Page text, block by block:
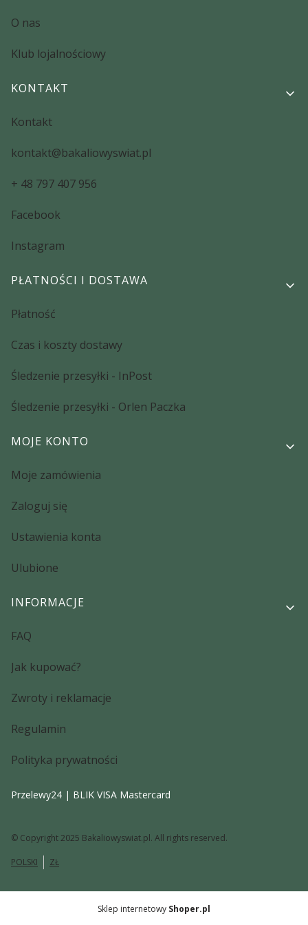
O nas
Klub lojalnościowy
KONTAKT
Kontakt
kontakt@bakaliowyswiat.pl
+ 48 797 407 956
Facebook
Instagram
PŁATNOŚCI I DOSTAWA
Płatność
Czas i koszty dostawy
Śledzenie przesyłki - InPost
Śledzenie przesyłki - Orlen Paczka
MOJE KONTO
Moje zamówienia
Zaloguj się
Ustawienia konta
Ulubione
INFORMACJE
FAQ
Jak kupować?
Zwroty i reklamacje
Regulamin
Polityka prywatności
Przelewy24 | BLIK VISA Mastercard
© Copyright 2025 Bakaliowyswiat.pl. All rights reserved.
POLSKI ZŁ
Sklep internetowy Shoper.pl